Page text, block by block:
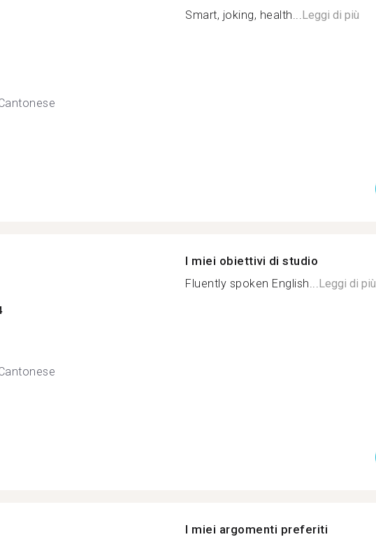
Smart, joking, health...Leggi di più
I miei obiettivi di studio
Fluently spoken English...Leggi di più
I miei argomenti preferiti